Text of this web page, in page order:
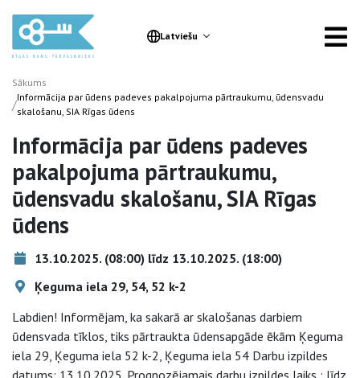
Latviešu
Sākums
/Informācija par ūdens padeves pakalpojuma pārtraukumu, ūdensvadu
skalošanu, SIA Rīgas ūdens
Informācija par ūdens padeves
pakalpojuma pārtraukumu,
ūdensvadu skalošanu, SIA Rīgas
ūdens
13.10.2025. (08:00) līdz 13.10.2025. (18:00)
Ķeguma iela 29, 54, 52 k-2
Labdien! Informējam, ka sakarā ar skalošanas darbiem
ūdensvada tīklos, tiks pārtraukta ūdensapgāde ēkām Ķeguma
iela 29, Ķeguma iela 52 k-2, Ķeguma iela 54 Darbu izpildes
datums: 13.10.2025. Prognozējamais darbu izpildes laiks : līdz